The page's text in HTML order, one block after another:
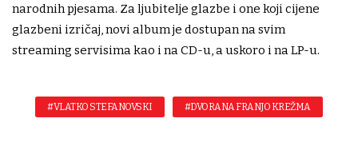
narodnih pjesama. Za ljubitelje glazbe i one koji cijene
glazbeni izričaj, novi album je dostupan na svim
streaming servisima kao i na CD-u, a uskoro i na LP-u.
#VLATKO STEFANOVSKI #DVORANA FRANJO KREŽMA